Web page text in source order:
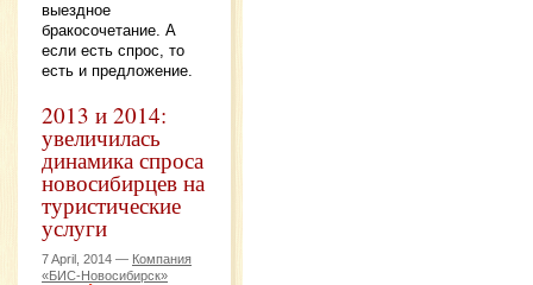
выездное
бракосочетание. А
если есть спрос, то
есть и предложение.
2013 и 2014:
увеличилась
динамика спроса
новосибирцев на
туристические
услуги
7 April, 2014 — Компания
«БИС-Новосибирск»